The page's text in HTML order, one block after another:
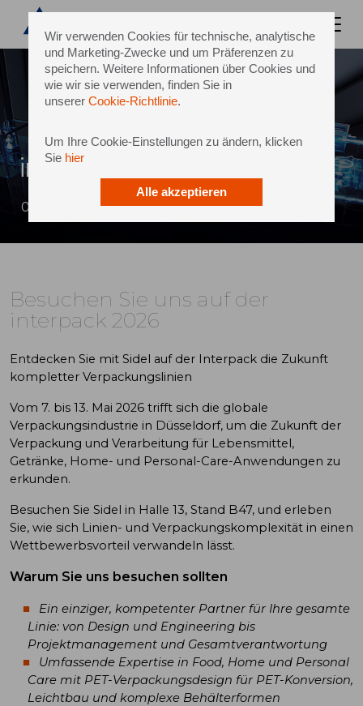
Wir verwenden Cookies für technische, analytische
und Marketing-Zwecke und um Präferenzen zu
speichern. Weitere Informationen über Cookies und
wie wir sie verwenden, finden Sie in
unserer Cookie-Richtlinie.
Um Ihre Cookie-Einstellungen zu ändern, klicken
Sie hier
Alle akzeptieren
interpack 2026
07 > 13 May | Düsseldorf, Germany
Besuchen Sie uns auf der
interpack 2026
Entdecken Sie mit Sidel auf der Interpack die Zukunft
kompletter Verpackungslinien
Vom 7. bis 13. Mai 2026 trifft sich die globale
Verpackungsindustrie in Düsseldorf, um die Zukunft der
Verpackung und Verarbeitung für Lebensmittel,
Getränke, Home- und Personal-Care-Anwendungen zu
erkunden.
Besuchen Sie Sidel in Halle 13, Stand B47, und erleben
Sie, wie sich Linien- und Verpackungskomplexität in einen
Wettbewerbsvorteil verwandeln lässt.
Warum Sie uns besuchen sollten
Ein einziger, kompetenter Partner für Ihre gesamte
Linie: von Design und Engineering bis
Projektmanagement und Gesamtverantwortung
Umfassende Expertise in Food, Home und Personal
Care mit PET-Verpackungsdesign für PET-Konversion,
Leichtbau und komplexe Behälterformen